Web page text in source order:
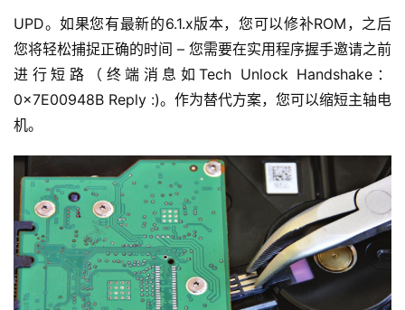
UPD。如果您有最新的6.1.x版本，您可以修补ROM，之后
您将轻松捕捉正确的时间 – 您需要在实用程序握手邀请之前
进行短路（终端消息如Tech Unlock Handshake：
0x7E00948B Reply :)。作为替代方案，您可以缩短主轴电
机。